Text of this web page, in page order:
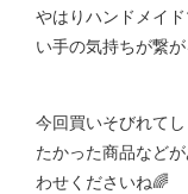
やはりハンドメイ
い手の気持ちが繋
今回買いそびれて
たかった商品など
わせくださいね🌈